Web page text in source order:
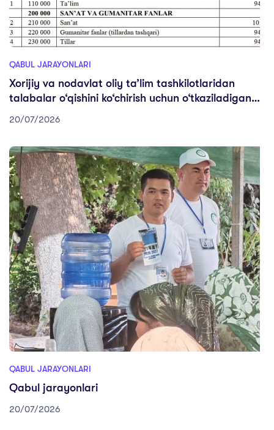
QABUL JARAYONLARI
Xorijiy va nodavlat oliy ta’lim tashkilotlaridan
talabalar o‘qishini ko‘chirish uchun o‘tkaziladigan
maxsus sinovlar bo‘yicha o‘tish ballari
20/07/2026
QABUL JARAYONLARI
Qabul jarayonlari
20/07/2026